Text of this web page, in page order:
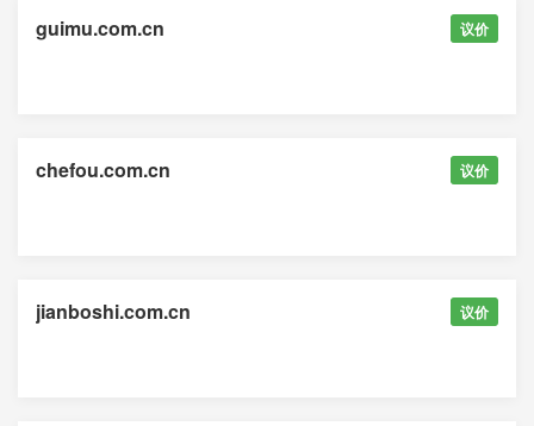
guimu.com.cn 议价
chefou.com.cn 议价
jianboshi.com.cn 议价